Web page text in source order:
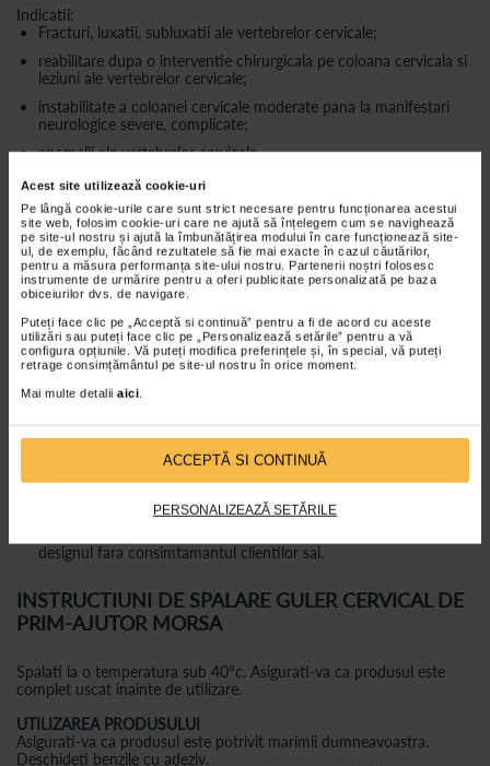
Acest site utilizează cookie-uri
Pe lângă cookie-urile care sunt strict necesare pentru funcționarea acestui
site web, folosim cookie-uri care ne ajută să înțelegem cum se navighează
pe site-ul nostru și ajută la îmbunătățirea modului în care funcționează site-
ul, de exemplu, făcând rezultatele să fie mai exacte în cazul căutărilor,
pentru a măsura performanța site-ului nostru. Partenerii noștri folosesc
instrumente de urmărire pentru a oferi publicitate personalizată pe baza
obiceiurilor dvs. de navigare.
Puteți face clic pe „Acceptă si continuă” pentru a fi de acord cu aceste
utilizări sau puteți face clic pe „Personalizează setările” pentru a vă
configura opțiunile. Vă puteți modifica preferințele și, în special, vă puteți
retrage consimțământul pe site-ul nostru în orice moment.
Mai multe detalii aici
ACCEPTĂ SI CONTINUĂ
PERSONALIZEAZĂ SETĂRILE
Indicatii:
Fracturi, luxatii, subluxatii ale vertebrelor cervicale;
reabilitare dupa o interventie chirurgicala pe coloana cervicala si
leziuni ale vertebrelor cervicale;
instabilitate a coloanei cervicale moderate pana la manifestari
neurologice severe, complicate;
anomalii ale vertebrelor cervicale.
Caracteristici Guler cervical de prim-ajutor Morsa:
Fabricat 1,5 mm grosime din material PVC, suprafata fiind din
spuma si rezistenta la pete.
Marimea este UNIVERSALA - reglabila.
Recomandari si Atentionari
Acest produs nu este rezistent la caldura. Nu il expuneti la
caldura excesiva.
Nu poate fi utilizat fara propriile utilitati si nu poate fi combinat
Daca aveti alergie la material elastic sau latex, va rugam verificati
continutul produsului.
Nu este recomandata utilizarea produsului mai mult de 8 ore. (In
cazul in care nu aveti recomandare din partea medicului)
designul fara consimtamantul clientilor sai.
INSTRUCTIUNI DE SPALARE GULER CERVICAL DE
PRIM-AJUTOR MORSA
Spalati la o temperatura sub 40°c. Asigurati-va ca produsul este
complet uscat inainte de utilizare.
UTILIZAREA PRODUSULUI
Asigurati-va ca produsul este potrivit marimii dumneavoastra.
Deschideti benzile cu adeziv.